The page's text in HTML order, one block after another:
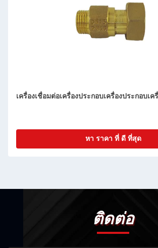
เครื่องเชื่อมต่อเครื่องประกอบเครื่องประกอบเ
หา ราคา ที่ ดี ที่สุด
ติดต่อ